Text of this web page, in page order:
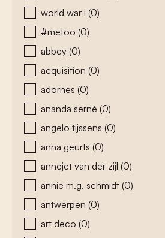
world war i (0)
#metoo (0)
abbey (0)
acquisition (0)
adornes (0)
ananda serné (0)
angelo tijssens (0)
anna geurts (0)
annejet van der zijl (0)
annie m.g. schmidt (0)
antwerpen (0)
art deco (0)